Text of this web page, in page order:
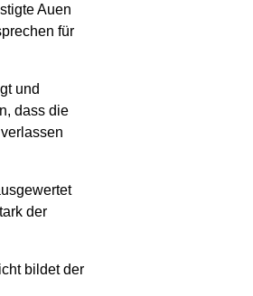
Auen
für
und
dass die
der
bildet der